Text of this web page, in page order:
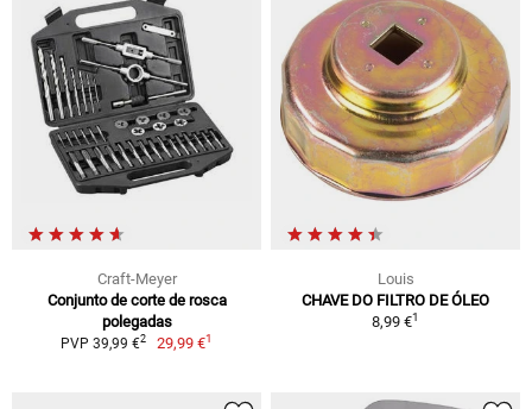
Craft-Meyer
Conjunto de corte de rosca
polegadas
PVP 39,99 €2 29,99 €1
Louis
CHAVE DO FILTRO DE ÓLEO
8,99 €1